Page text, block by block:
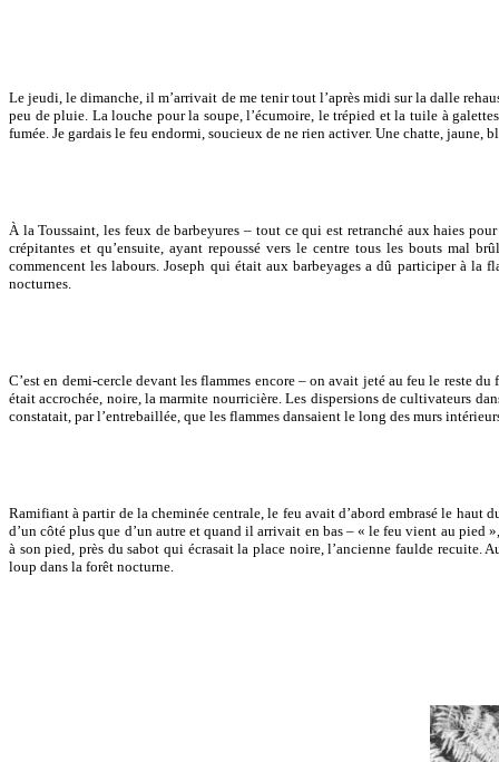
Le jeudi, le dimanche, il m’arrivait de me tenir tout l’après midi sur la dalle
peu de pluie. La louche pour la soupe, l’écumoire, le trépied et la tuile à
fumée. Je gardais le feu endormi, soucieux de ne rien activer. Une chatte, jaune,
À la Toussaint, les feux de barbeyures – tout ce qui est retranché aux haies
crépitantes et qu’ensuite, ayant repoussé vers le centre tous les bouts mal
commencent les labours. Joseph qui était aux barbeyages a dû participer à la
nocturnes.
C’est en demi-cercle devant les flammes encore – on avait jeté au feu le reste
était accrochée, noire, la marmite nourricière. Les dispersions de cultivateurs
constatait, par l’entrebaillée, que les flammes dansaient le long des murs
Ramifiant à partir de la cheminée centrale, le feu avait d’abord embrasé le
d’un côté plus que d’un autre et quand il arrivait en bas – « le feu vient au
à son pied, près du sabot qui écrasait la place noire, l’ancienne faulde
loup dans la forêt nocturne.